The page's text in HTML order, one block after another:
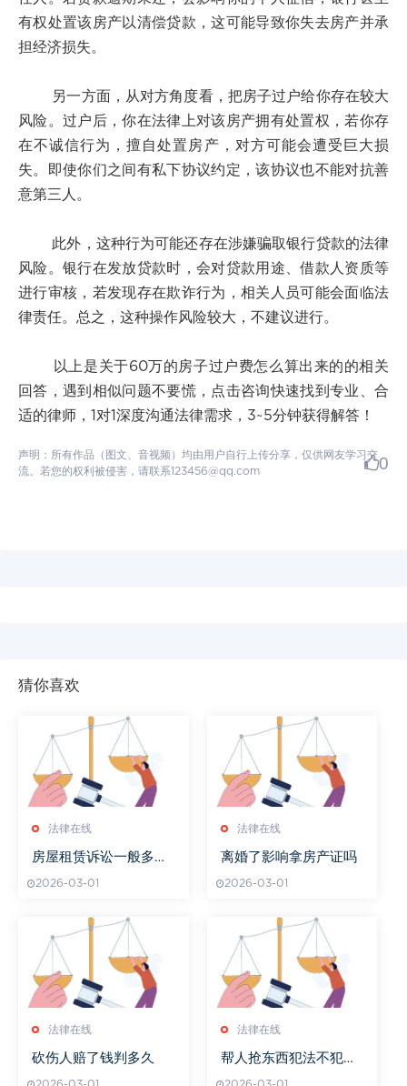
有权处置该房产以清偿贷款，这可能导致你失去房产并承
担经济损失。
另一方面，从对方角度看，把房子过户给你存在较大
风险。过户后，你在法律上对该房产拥有处置权，若你存
在不诚信行为，擅自处置房产，对方可能会遭受巨大损
失。即使你们之间有私下协议约定，该协议也不能对抗善
意第三人。
此外，这种行为可能还存在涉嫌骗取银行贷款的法律
风险。银行在发放贷款时，会对贷款用途、借款人资质等
进行审核，若发现存在欺诈行为，相关人员可能会面临法
律责任。总之，这种操作风险较大，不建议进行。
以上是关于60万的房子过户费怎么算出来的的相关
回答，遇到相似问题不要慌，点击咨询快速找到专业、合
适的律师，1对1深度沟通法律需求，3~5分钟获得解答！
声明：所有作品（图文、音视频）均由用户自行上传分享，仅供网友学习交
流。若您的权利被侵害，请联系123456@qq.com
0
猜你喜欢
法律在线
房屋租赁诉讼一般多长
2026-03-01
法律在线
离婚了影响拿房产证吗
2026-03-01
法律在线
砍伤人赔了钱判多久
法律在线
帮人抢东西犯法不犯法